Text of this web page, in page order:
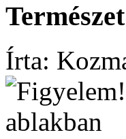
Írta: